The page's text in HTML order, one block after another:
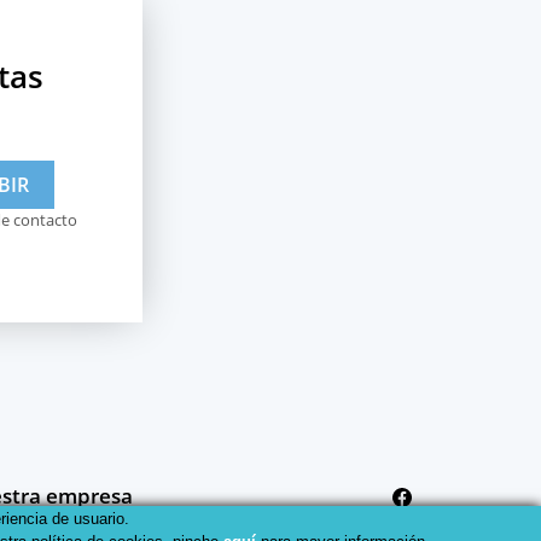
contacto
empresa
de envíos y devoluciones
de usuario.